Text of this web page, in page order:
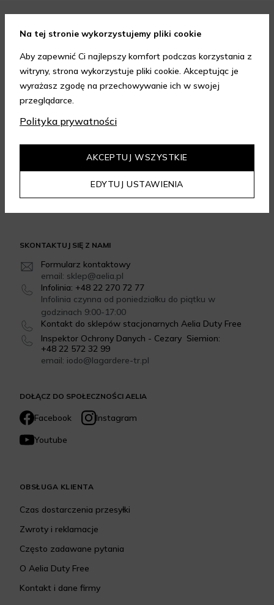
DOŁĄCZ DO SPOŁECZNOŚCI AELIA
Facebook
Instagram
Youtube
SKONTAKTUJ SIĘ Z NAMI
Formularz kontaktowy
email: sklep@aelia.pl
Infolinia: +48 22 270 72 77
Infolinia czynna od poniedziałku do piątku w
godzinach 9:00-17:00
Kontakt do sklepów stacjonarnych Aelia Duty Free
Inspektor Ochrony Danych - Cezary Siemion:
+48 22 572 32 99
email: iodo@lagardere-tr.pl
FORMY PŁATNOŚCI
OBSŁUGA KLIENTA
Czas dostarczenia przesyłki
Zwroty i reklamacje
Często zadawane pytania
O Aelia Duty Free
Kontakt i dane firmy
GWARANCJA JAKOŚCI
Na tej stronie wykorzystujemy pliki cookie
Aby zapewnić Ci najlepszy komfort podczas korzystania z
witryny, strona wykorzystuje pliki cookie. Akceptując je
wyrażasz zgodę na przechowywanie ich w swojej
przeglądarce.
Polityka prywatności
EDYTUJ USTAWIENIA
AKCEPTUJ WSZYSTKIE